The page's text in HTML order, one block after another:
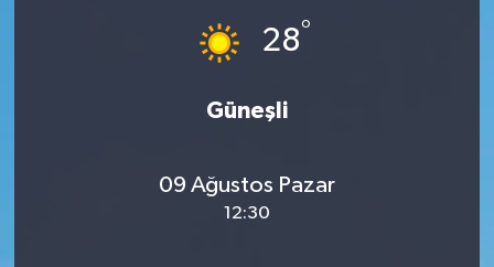
28°
Güneşli
09 Ağustos Pazar
12:30